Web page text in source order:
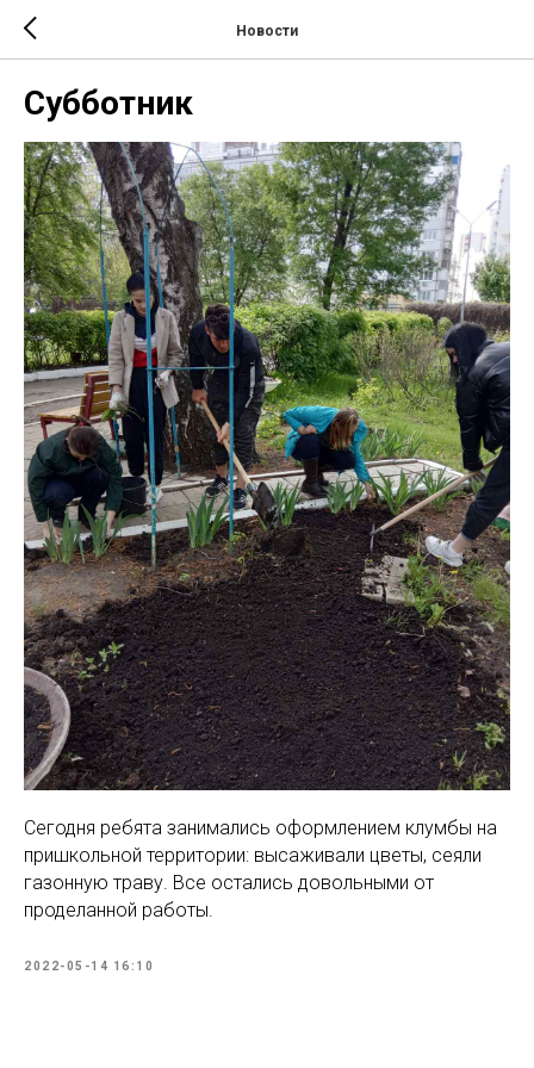
Новости
Субботник
Сегодня ребята занимались оформлением клумбы на
пришкольной территории: высаживали цветы, сеяли
газонную траву. Все остались довольными от
проделанной работы.
2022-05-14 16:10